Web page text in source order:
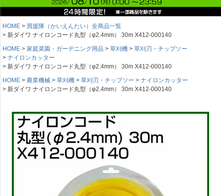
HOME
買援隊（かいえんたい）全商品一覧
新ダイワ ナイロンコード丸型（φ2.4mm） 30m X412-000140
HOME
家庭菜園・ガーデニング用品 草刈機
草刈刃・チップソー
ナイロンカッター
新ダイワ ナイロンコード丸型（φ2.4mm） 30m X412-000140
HOME
農業機械 草刈機 草刈刃・チップソー
ナイロンカッター
新ダイワ ナイロンコード丸型（φ2.4mm） 30m X412-000140